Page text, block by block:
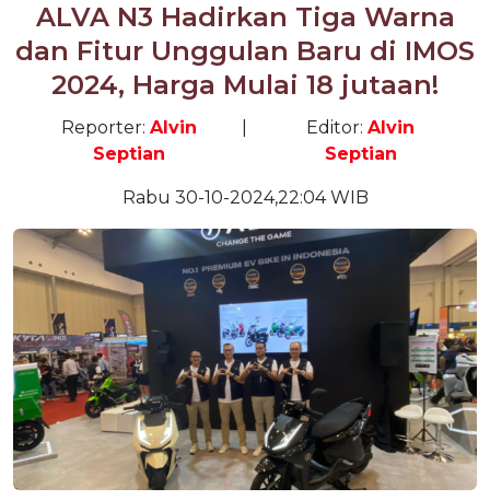
ALVA N3 Hadirkan Tiga Warna
dan Fitur Unggulan Baru di IMOS
2024, Harga Mulai 18 jutaan!
Reporter: Alvin
Septian
Editor:Alvin
Septian
Rabu 30-10-2024,22:04 WIB